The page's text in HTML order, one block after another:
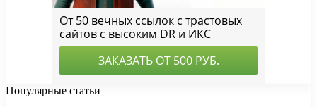
Популярные статьи